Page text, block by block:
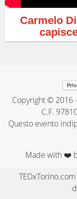
Carmelo
Copyright © 2016
C.F.
Questo evento
Made with ❤️